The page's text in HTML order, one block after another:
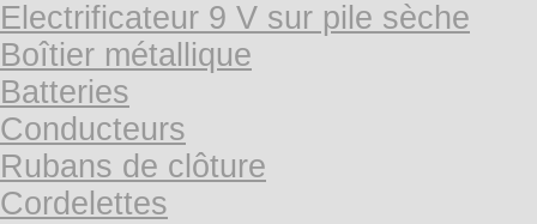
Electrificateur 9 V sur pile sèche
Boîtier métallique
Batteries
Conducteurs
Rubans de clôture
Cordelettes